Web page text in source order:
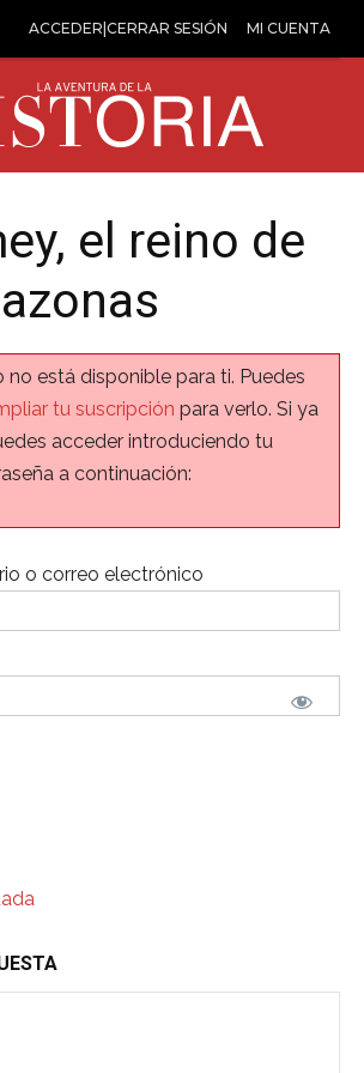
ACCEDER|CERRAR SESIÓN MI CUENTA
el reino de
no está disponible para ti. Puedes
tu suscripción para verlo. Si ya
acceder introduciendo tu
a continuación:
o correo electrónico